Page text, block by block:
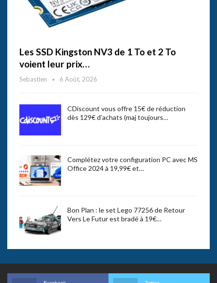
Les SSD Kingston NV3 de 1 To et 2 To
voient leur prix…
Sebastien 6 Août, 2026
CDiscount vous offre 15€ de réduction
dès 129€ d’achats (maj toujours…
Complétez votre configuration PC avec MS
Office 2024 à 19,99€ et…
Bon Plan : le set Lego 77256 de Retour
Vers Le Futur est bradé à 19€…